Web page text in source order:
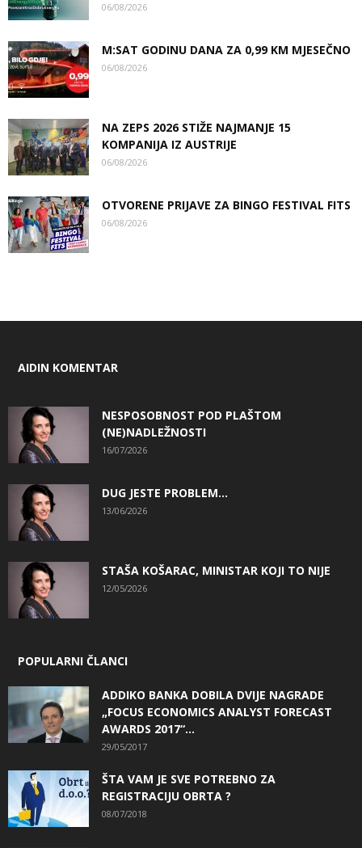
06/08/2026
M:SAT GODINU DANA ZA 0,99 KM MJESEČNO
06/08/2026
NA ZEPS 2026 STIŽE NAJMANJE 15
KOMPANIJA IZ AUSTRIJE
06/08/2026
OTVORENE PRIJAVE ZA BINGO FESTIVAL FITS
06/08/2026
AIDIN KOMENTAR
NESPOSOBNOST POD PLAŠTOM
(NE)NADLEŽNOSTI
16/07/2026
DUG JESTE PROBLEM…
13/06/2026
STAŠA KOŠARAC, MINISTAR KOJI TO NIJE
12/05/2026
POPULARNI ČLANCI
ADDIKO BANKA DOBILA DVIJE NAGRADE
„FOCUS ECONOMICS ANALYST FORECAST
AWARDS 2017“...
29/05/2017
ŠTA VAM JE SVE POTREBNO ZA
REGISTRACIJU OBRTA ?
08/07/2018